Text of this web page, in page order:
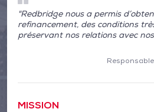
"Redbridge nous a permis
refinancement, des conditions
préservant nos relations avec
MISSION